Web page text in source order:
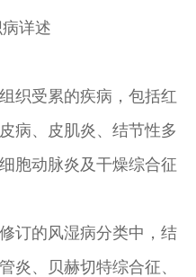
详述
受累的疾病，包括红
病、皮肌炎、结节性多
胞动脉炎及干燥综合征
的风湿病分类中，结
炎、贝赫切特综合征、